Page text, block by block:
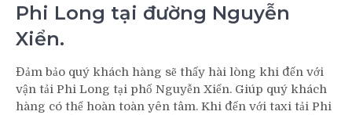
Phi Long tại đường Nguyễn
Xiển.
Đảm bảo quý khách hàng sẽ thấy hài lòng khi đến với
vận tải Phi Long tại phố Nguyễn Xiển. Giúp quý khách
hàng có thể hoàn toàn yên tâm. Khi đến với taxi tải Phi